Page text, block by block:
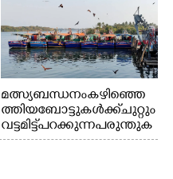
മത്സ്യബന്ധനം കഴിഞ്ഞെ
ത്തിയ ബോട്ടുകൾക്ക് ചുറ്റും
വട്ടമിട്ട് പറക്കുന്ന പരുന്തുക
ൾ. എറണാകുളം കാളമുക്ക്